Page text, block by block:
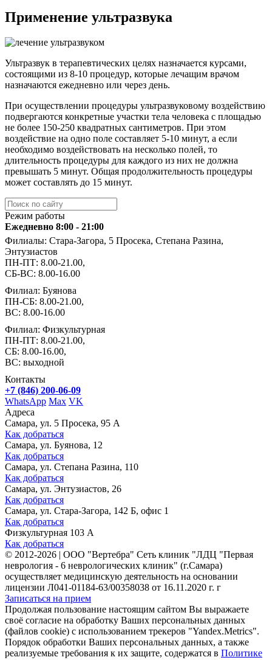
Применение ультразвука
Ультразвук в терапевтических целях назначается курсами,
состоящими из 8-10 процедур, которые лечащим врачом
назначаются ежедневно или через день.
При осуществлении процедуры ультразвуковому воздействию
подвергаются конкретные участки тела человека с площадью
не более 150-250 квадратных сантиметров. При этом
воздействие на одно поле составляет 5-10 минут, а если
необходимо воздействовать на несколько полей, то
длительность процедуры для каждого из них не должна
превышать 5 минут. Общая продолжительность процедуры
может составлять до 15 минут.
Режим работы
Ежедневно 8:00 - 21:00
Филиалы: Стара-Загора, 5 Просека, Степана Разина,
Энтузиастов
ПН-ПТ: 8.00-21.00,
СБ-ВС: 8.00-16.00
Филиал: Буянова
ПН-СБ: 8.00-21.00,
ВС: 8.00-16.00
Филиал: Физкультурная
ПН-ПТ: 8.00-21.00,
СБ: 8.00-16.00,
ВС: выходной
Контакты
+7 (846) 200-06-09
WhatsApp Max VK
Адреса
Самара, ул. 5 Просека, 95 А
Как добраться
Самара, ул. Буянова, 12
Как добраться
Самара, ул. Степана Разина, 110
Как добраться
Самара, ул. Энтузиастов, 26
Как добраться
Самара, ул. Стара-Загора, 142 Б, офис 1
Как добраться
Физкультурная 103 А
Как добраться
© 2012-2026 | ООО "Вертебра" Сеть клиник "ЛДЦ "Первая
неврология - 6 неврологических клиник" (г.Самара)
осуществляет медицинскую деятельность на основании
лицензии Л041-01184-63/00358038 от 16.11.2020 г. г
Записаться на прием
Продолжая пользование настоящим сайтом Вы выражаете
своё согласие на обработку Ваших персональных данных
(файлов cookie) с использованием трекеров "Yandex.Metrics".
Порядок обработки Ваших персональных данных, а также
реализуемые требования к их защите, содержатся в Политике